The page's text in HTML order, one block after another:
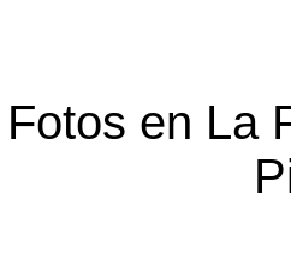
Fotos en La